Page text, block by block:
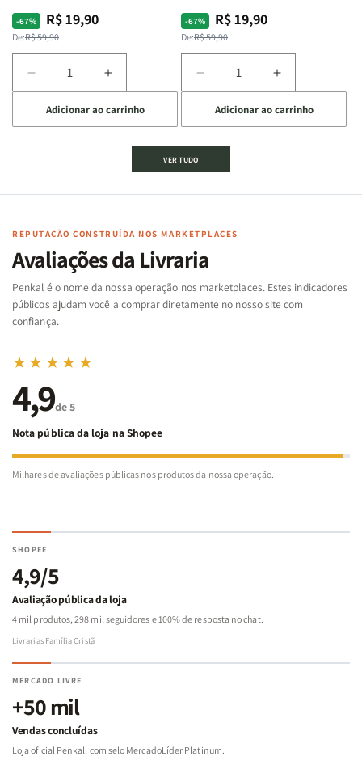
-67%
Preço
normal
De:R$ 59,90
Preço
promocional
R$ 19,90
Diminuir
a
quantidade
de
Cartas
Famílias
Bíblia
-
Penkal
Aumentar
a
quantidade
de
Jogo
Cartas
Famílias
da
Bíblia
-
Penkal
Adicionar ao carrinho
-67%
Preço
normal
De:R$ 59,90
Preço
promocional
R$ 19,90
Diminuir
a
quantidade
de
Jogo
|
de
Aumentar
a
quantidade
de
|
Adicionar ao carrinho
VER TUDO
REPUTAÇÃO CONSTRUÍDA NOS MARKETPLACES
Avaliações da Livraria
Penkal é o nome da nossa operação nos marketplaces. Estes indicadores
públicos ajudam você a comprar diretamente no nosso site com
confiança.
★★★★★
4,9de 5
Nota pública da loja na Shopee
Milhares de avaliações públicas nos produtos da nossa operação.
SHOPEE
4,9/5
Avaliação pública da loja
4 mil produtos, 298 mil seguidores e 100% de resposta no chat.
Livrarias Família Cristã
MERCADO LIVRE
+50 mil
Vendas concluídas
Loja oficial Penkall com selo MercadoLíder Platinum.